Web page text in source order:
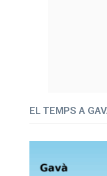
EL TEMPS A